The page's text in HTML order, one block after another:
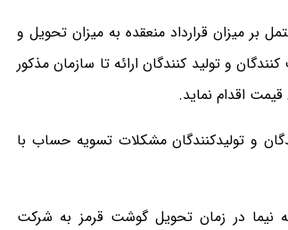
بر میزان قرارداد منعقده به میزان تحویل و
و تولید کنندگان ارائه تا سازمان مذکور
اقدام نماید.
و تولیدکنندگان مشکلات تسویه حساب با
نیما در زمان تحویل گوشت قرمز به شرکت